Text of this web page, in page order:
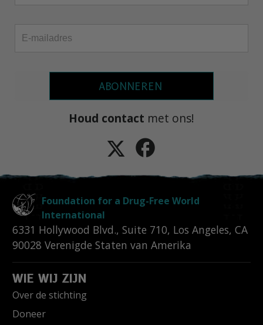
ABONNEREN
Houd contact met ons!
Foundation for a Drug-Free World
International
6331 Hollywood Blvd., Suite 710, Los Angeles, CA
90028 Verenigde Staten van Amerika
WIE WIJ ZIJN
Over de stichting
Doneer